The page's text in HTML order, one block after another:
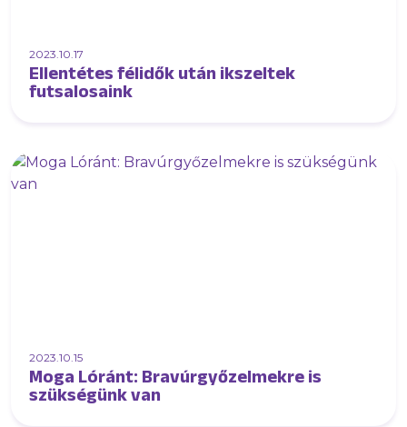
2023.10.17
Ellentétes félidők után ikszeltek
futsalosaink
2023.10.15
Moga Lóránt: Bravúrgyőzelmekre is
szükségünk van